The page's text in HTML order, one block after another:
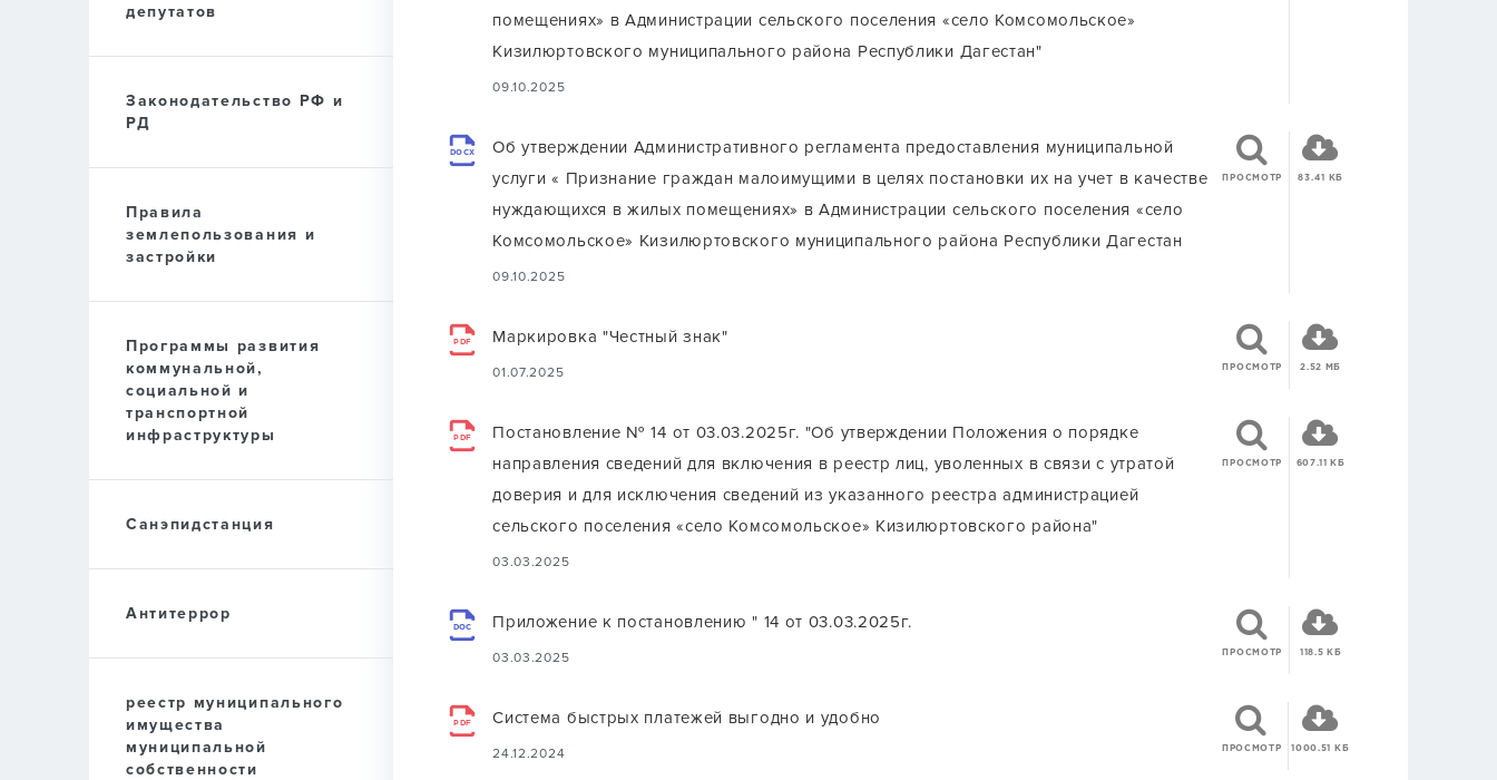
депутатов
Законодательство РФ и
РД
Правила
землепользования и
застройки
Программы развития
коммунальной,
социальной и
транспортной
инфраструктуры
Санэпидстанция
Антитеррор
реестр муниципального
имущества
муниципальной
собственности
помещениях» в Администрации сельского поселения «село Комсомольское»
Кизилюртовского муниципального района Республики Дагестан"
09.10.2025
DOCX
Об утверждении Административного регламента предоставления муниципальной
услуги « Признание граждан малоимущими в целях постановки их на учет в качестве
нуждающихся в жилых помещениях» в Администрации сельского поселения «село
Комсомольское» Кизилюртовского муниципального района Республики Дагестан
09.10.2025
ПРОСМОТР 83.41 КБ
PDF Маркировка "Честный знак"
01.07.2025 ПРОСМОТР 2.52 МБ
PDF
Постановление № 14 от 03.03.2025г. "Об утверждении Положения о порядке
направления сведений для включения в реестр лиц, уволенных в связи с утратой
доверия и для исключения сведений из указанного реестра администрацией
сельского поселения «село Комсомольское» Кизилюртовского района"
03.03.2025
ПРОСМОТР 607.11 КБ
DOC Приложение к постановлению " 14 от 03.03.2025г.
03.03.2025 ПРОСМОТР 118.5 КБ
PDF Система быстрых платежей выгодно и удобно
24.12.2024 ПРОСМОТР 1000.51 КБ